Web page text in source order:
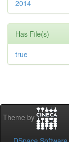
2014
Has File(s)
true
Theme by